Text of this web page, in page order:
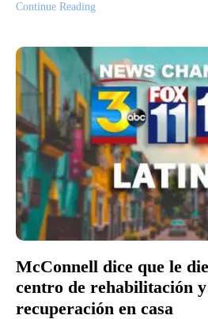
Continue Reading
McConnell dice que le
centro de rehabilitación
recuperación en casa